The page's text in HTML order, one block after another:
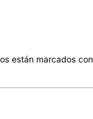
están marcados con